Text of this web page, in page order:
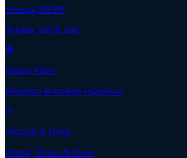
Tentang HKBP
Sejarah, visi & misi
Kantor Pusat
Pimpinan & struktur organisasi
Wilayah & Huria
Distrik, Resort & Huria